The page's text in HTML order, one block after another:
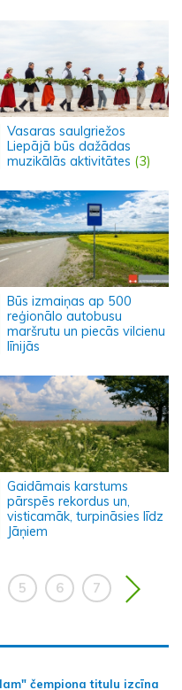
Vasaras saulgriežos
Liepājā būs dažādas
muzikālās aktivitātes (3)
Būs izmaiņas ap 500
reģionālo autobusu
maršrutu un piecās vilcienu
līnijās
Gaidāmais karstums
pārspēs rekordus un,
visticamāk, turpināsies līdz
Jāņiem
5 6 7
čempiona titulu izcīna